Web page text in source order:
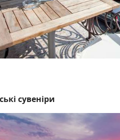
сувеніри